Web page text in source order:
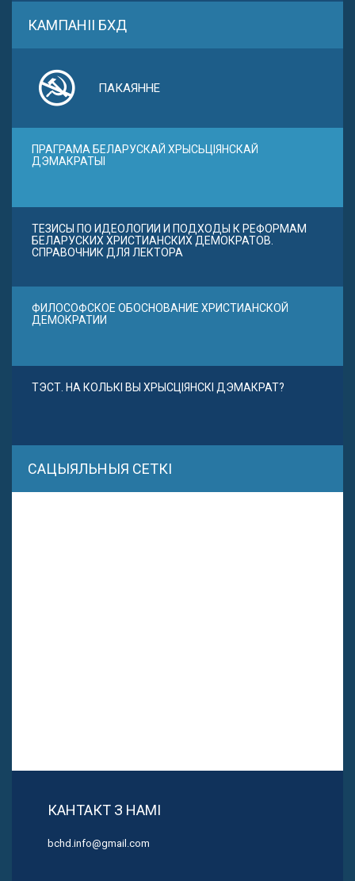
КАМПАНІІ БХД
ПАКАЯННЕ
ПРАГРАМА БЕЛАРУСКАЙ ХРЫСЬЦІЯНСКАЙ
ДЭМАКРАТЫІ
ТЕЗИСЫ ПО ИДЕОЛОГИИ И ПОДХОДЫ К РЕФОРМАМ
БЕЛАРУСКИХ ХРИСТИАНСКИХ ДЕМОКРАТОВ.
СПРАВОЧНИК ДЛЯ ЛЕКТОРА
ФИЛОСОФСКОЕ ОБОСНОВАНИЕ ХРИСТИАНСКОЙ
ДЕМОКРАТИИ
ТЭСТ. НА КОЛЬКІ ВЫ ХРЫСЦІЯНСКІ ДЭМАКРАТ?
САЦЫЯЛЬНЫЯ СЕТКІ
КАНТАКТ З НАМІ
bchd.info@gmail.com